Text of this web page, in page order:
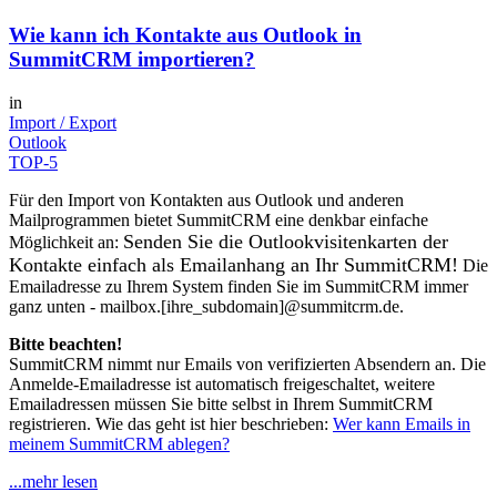
Wie kann ich Kontakte aus Outlook in
SummitCRM importieren?
in
Import / Export
Outlook
TOP-5
Für den Import von Kontakten aus Outlook und anderen
Mailprogrammen bietet SummitCRM eine denkbar einfache
Möglichkeit an: Senden Sie die Outlookvisitenkarten der
Kontakte einfach als Emailanhang an Ihr SummitCRM! Die
Emailadresse zu Ihrem System finden Sie im SummitCRM immer
ganz unten - mailbox.[ihre_subdomain]@summitcrm.de.
Bitte beachten!
SummitCRM nimmt nur Emails von verifizierten Absendern an. Die
Anmelde-Emailadresse ist automatisch freigeschaltet, weitere
Emailadressen müssen Sie bitte selbst in Ihrem SummitCRM
registrieren. Wie das geht ist hier beschrieben: Wer kann Emails in
meinem SummitCRM ablegen?
...mehr lesen